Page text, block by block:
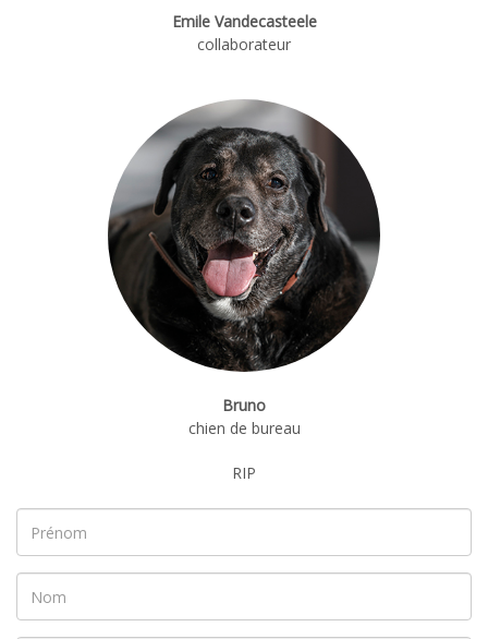
Emile Vandecasteele
collaborateur
Bruno
chien de bureau
RIP